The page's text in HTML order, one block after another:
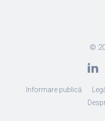
©
Informare publică